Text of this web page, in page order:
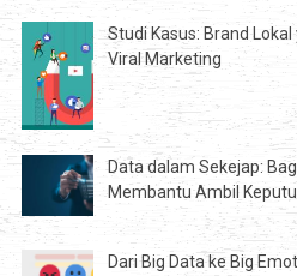
Studi Kasus: Brand
Viral Marketing
Data dalam Sekejap:
Membantu Ambil
Dari Big Data ke Big